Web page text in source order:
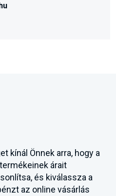
kínál Önnek arra, hogy a
árait
és kiválassza a
az online vásárlás